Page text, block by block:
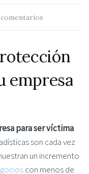
empresa
para ser víctima
son cada vez
un incremento
con menos de